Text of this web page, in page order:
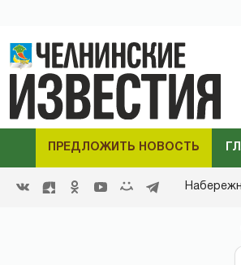
ПРЕДЛОЖИТЬ НОВОСТЬ